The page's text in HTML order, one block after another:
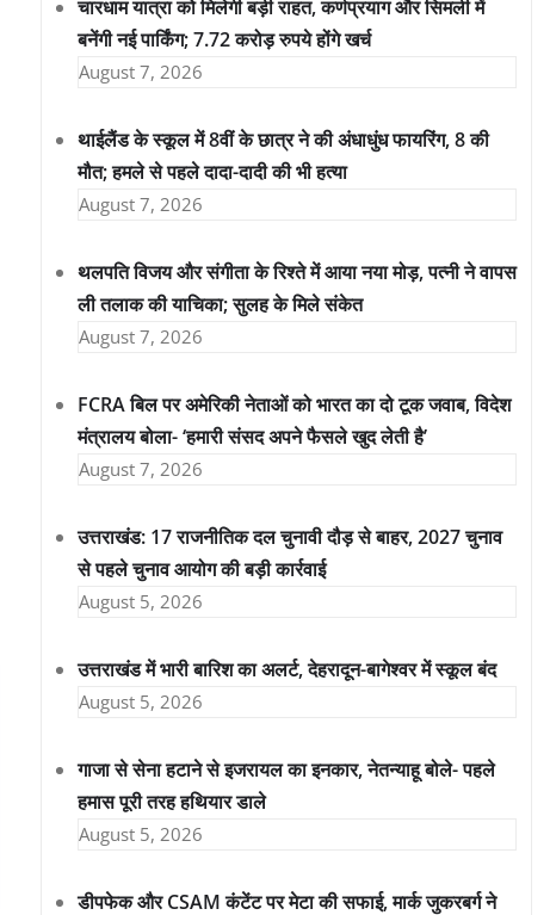
चारधाम यात्रा को मिलेगी बड़ी राहत, कर्णप्रयाग और सिमली में
बनेंगी नई पार्किंग; 7.72 करोड़ रुपये होंगे खर्च
August 7, 2026
थाईलैंड के स्कूल में 8वीं के छात्र ने की अंधाधुंध फायरिंग, 8 की
मौत; हमले से पहले दादा-दादी की भी हत्या
August 7, 2026
थलपति विजय और संगीता के रिश्ते में आया नया मोड़, पत्नी ने वापस
ली तलाक की याचिका; सुलह के मिले संकेत
August 7, 2026
FCRA बिल पर अमेरिकी नेताओं को भारत का दो टूक जवाब, विदेश
मंत्रालय बोला- ‘हमारी संसद अपने फैसले खुद लेती है’
August 7, 2026
उत्तराखंड: 17 राजनीतिक दल चुनावी दौड़ से बाहर, 2027 चुनाव
से पहले चुनाव आयोग की बड़ी कार्रवाई
August 5, 2026
उत्तराखंड में भारी बारिश का अलर्ट, देहरादून-बागेश्वर में स्कूल बंद
August 5, 2026
गाजा से सेना हटाने से इजरायल का इनकार, नेतन्याहू बोले- पहले
हमास पूरी तरह हथियार डाले
August 5, 2026
डीपफेक और CSAM कंटेंट पर मेटा की सफाई, मार्क जुकरबर्ग ने